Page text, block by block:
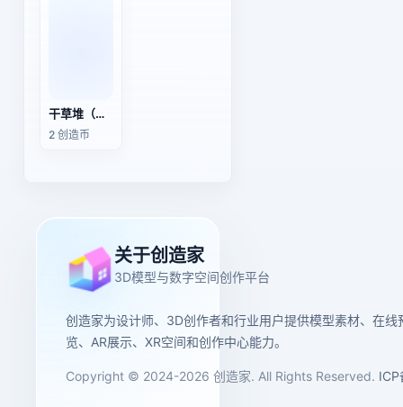
干草堆（草垛）
2 创造币
关于创造家
3D模型与数字空间创作平台
创造家为设计师、3D创作者和行业用户提供模型素材、在线
览、AR展示、XR空间和创作中心能力。
Copyright © 2024-2026 创造家. All Rights Reserved. ICP